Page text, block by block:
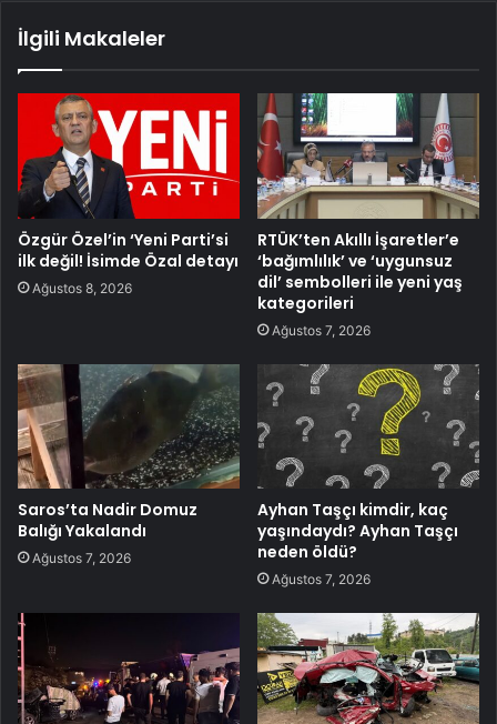
İlgili Makaleler
Özgür Özel’in ‘Yeni Parti’si
ilk değil! İsimde Özal detayı
Ağustos 8, 2026
RTÜK’ten Akıllı İşaretler’e
‘bağımlılık’ ve ‘uygunsuz
dil’ sembolleri ile yeni yaş
kategorileri
Ağustos 7, 2026
Saros’ta Nadir Domuz
Balığı Yakalandı
Ağustos 7, 2026
Ayhan Taşçı kimdir, kaç
yaşındaydı? Ayhan Taşçı
neden öldü?
Ağustos 7, 2026